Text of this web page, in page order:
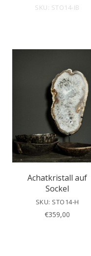
SKU: STO14-IB
Achatkristall auf
Sockel
SKU: STO14-H
€359,00